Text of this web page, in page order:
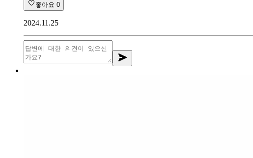
좋아요 0
2024.11.25